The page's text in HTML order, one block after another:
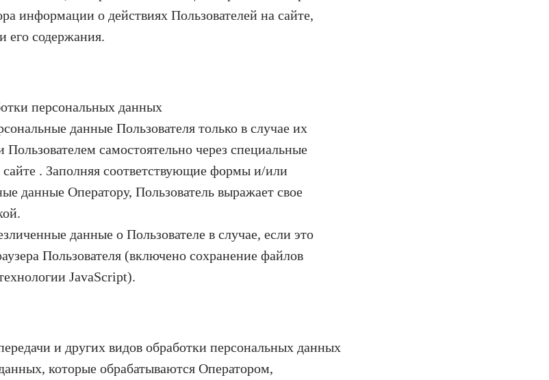
информации о действиях Пользователей на сайте,
его содержания.
персональных данных
данные Пользователя только в случае их
самостоятельно через специальные
. Заполняя соответствующие формы и/или
данные Оператору, Пользователь выражает свое
данные о Пользователе в случае, если это
Пользователя (включено сохранение файлов
JavaScript).
и других видов обработки персональных данных
которые обрабатываются Оператором,